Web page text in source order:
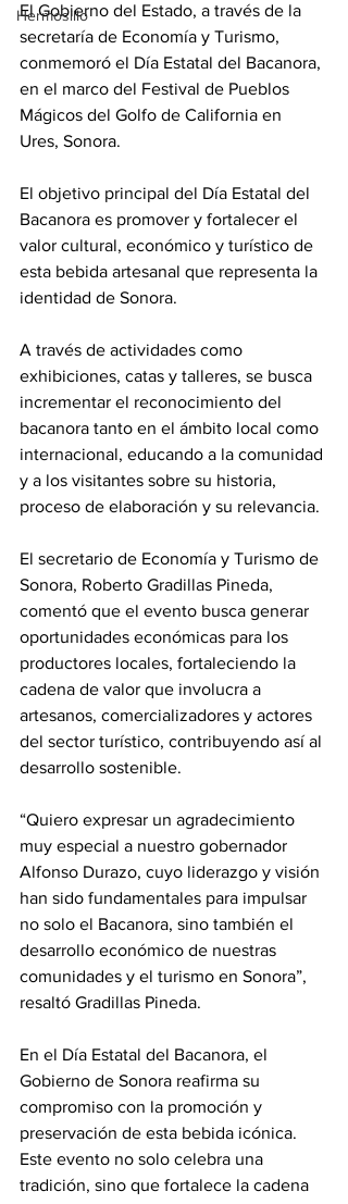
Hermosillo
El Gobierno del Estado, a través de la
secretaría de Economía y Turismo,
conmemoró el Día Estatal del Bacanora,
en el marco del Festival de Pueblos
Mágicos del Golfo de California en
Ures, Sonora.
El objetivo principal del Día Estatal del
Bacanora es promover y fortalecer el
valor cultural, económico y turístico de
esta bebida artesanal que representa la
identidad de Sonora.
A través de actividades como
exhibiciones, catas y talleres, se busca
incrementar el reconocimiento del
bacanora tanto en el ámbito local como
internacional, educando a la comunidad
y a los visitantes sobre su historia,
proceso de elaboración y su relevancia.
El secretario de Economía y Turismo de
Sonora, Roberto Gradillas Pineda,
comentó que el evento busca generar
oportunidades económicas para los
productores locales, fortaleciendo la
cadena de valor que involucra a
artesanos, comercializadores y actores
del sector turístico, contribuyendo así al
desarrollo sostenible.
“Quiero expresar un agradecimiento
muy especial a nuestro gobernador
Alfonso Durazo, cuyo liderazgo y visión
han sido fundamentales para impulsar
no solo el Bacanora, sino también el
desarrollo económico de nuestras
comunidades y el turismo en Sonora”,
resaltó Gradillas Pineda.
En el Día Estatal del Bacanora, el
Gobierno de Sonora reafirma su
compromiso con la promoción y
preservación de esta bebida icónica.
Este evento no solo celebra una
tradición, sino que fortalece la cadena